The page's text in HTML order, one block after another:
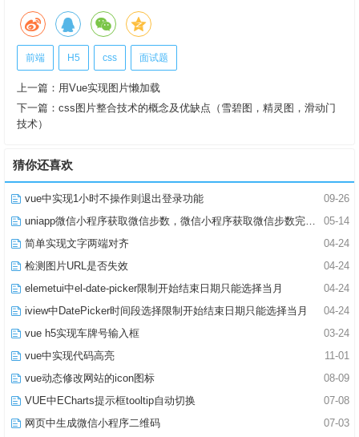
前端 H5 css 面试题
上一篇： 用Vue实现图片懒加载
下一篇： css图片整合技术的概念及优缺点（雪碧图，精灵图，滑动门
技术）
猜你还喜欢
09-26
vue中实现1小时不操作则退出登录功能
05-14
uniapp微信小程序获取微信步数，微信小程序获取微信步数完整版
04-24
简单实现文字两端对齐
04-24
检测图片URL是否失效
04-24
elemetui中el-date-picker限制开始结束日期只能选择当月
04-24
iview中DatePicker时间段选择限制开始结束日期只能选择当月
03-24
vue h5实现车牌号输入框
11-01
vue中实现代码高亮
08-09
vue动态修改网站的icon图标
07-08
VUE中ECharts提示框tooltip自动切换
07-03
网页中生成微信小程序二维码